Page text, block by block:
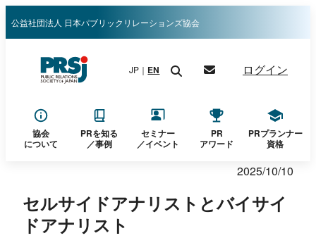
公益社団法人 日本パブリックリレーションズ協会
JP｜ EN ログイン
協会
について
PRを知る
／事例
セミナー
／イベント
PR
アワード
PRプランナー
資格
2025/10/10
セルサイドアナリストとバイサイ
ドアナリスト